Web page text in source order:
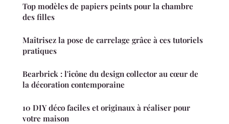
Top modèles de papiers peints pour la chambre
des filles
Maîtrisez la pose de carrelage grâce à ces tutoriels
pratiques
Bearbrick : l'icône du design collector au cœur de
la décoration contemporaine
10 DIY déco faciles et originaux à réaliser pour
votre maison